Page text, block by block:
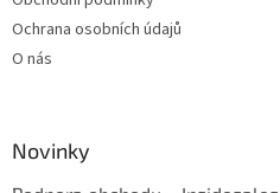
Ochrana osobních údajů
O nás
Novinky